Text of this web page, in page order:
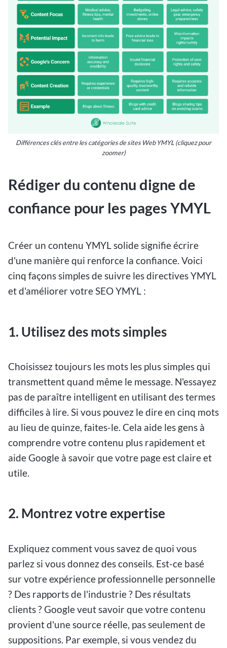
Différences clés entre les catégories de sites Web YMYL (cliquez pour
zoomer)
Rédiger du contenu digne de
confiance pour les pages YMYL
Créer un contenu YMYL solide signifie écrire
d'une manière qui renforce la confiance. Voici
cinq façons simples de suivre les directives YMYL
et d'améliorer votre SEO YMYL :
1. Utilisez des mots simples
Choisissez toujours les mots les plus simples qui
transmettent quand même le message. N'essayez
pas de paraître intelligent en utilisant des termes
difficiles à lire. Si vous pouvez le dire en cinq mots
au lieu de quinze, faites-le. Cela aide les gens à
comprendre votre contenu plus rapidement et
aide Google à savoir que votre page est claire et
utile.
2. Montrez votre expertise
Expliquez comment vous savez de quoi vous
parlez si vous donnez des conseils. Est-ce basé
sur votre expérience professionnelle personnelle
? Des rapports de l'industrie ? Des résultats
clients ? Google veut savoir que votre contenu
provient d'une source réelle, pas seulement de
suppositions. Par exemple, si vous vendez du